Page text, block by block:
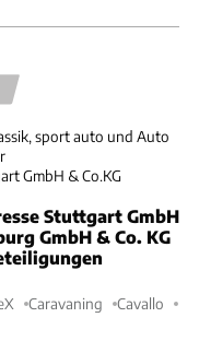
sport auto und Auto
GmbH & Co.KG
Stuttgart GmbH
GmbH & Co. KG
Caravaning Cavallo